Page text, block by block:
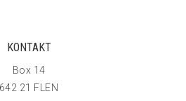
KONTAKT
Box 14
642 21 FLEN